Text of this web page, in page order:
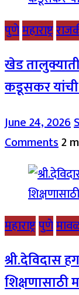
पुणेमहाराष्ट्र
खेड
कडूसकर यांची
June 24, 2026
Comments2
महाराष्ट्रपुणे
श्री.देविदास
शिक्षणासाठी